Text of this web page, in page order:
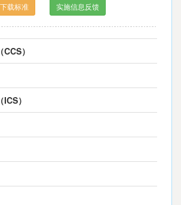
下载标准 实施信息反馈
）
）